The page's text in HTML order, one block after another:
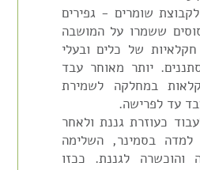
שומרים - גפירים
ששמרו על המושבה
של כלים ובעלי
יותר מאוחר עבד
במחלקה לשמירת
עד לפרישה.
כעוזרת גננת ולאחר
בסמינר, השלימה
לגננת. ככזו